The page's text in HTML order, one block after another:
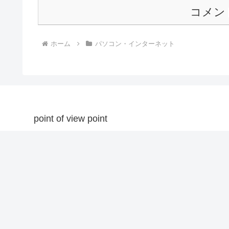
コメン
ホーム パソコン・インターネット
point of view point